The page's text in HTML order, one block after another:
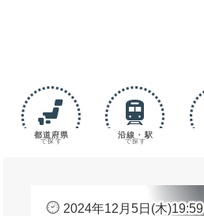
都道府県
で探す
沿線・駅
で探す
2024年12月5日(木)19:59